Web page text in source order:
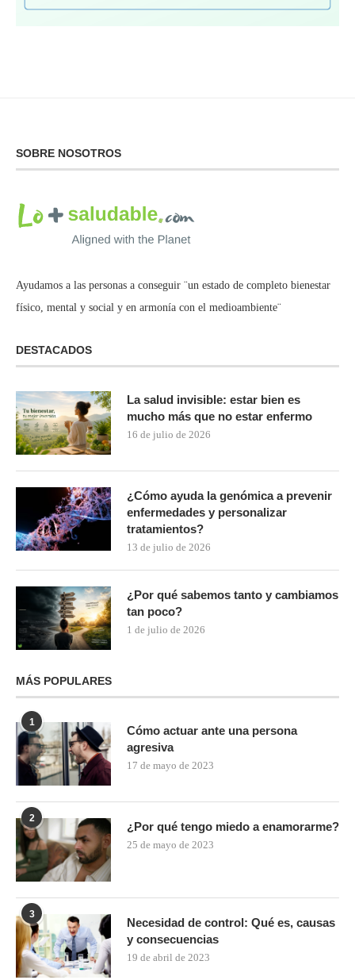
SOBRE NOSOTROS
Ayudamos a las personas a conseguir ¨un estado de completo bienestar
físico, mental y social y en armonía con el medioambiente¨
DESTACADOS
La salud invisible: estar bien es
mucho más que no estar enfermo
16 de julio de 2026
¿Cómo ayuda la genómica a prevenir
enfermedades y personalizar
tratamientos?
13 de julio de 2026
¿Por qué sabemos tanto y cambiamos
tan poco?
1 de julio de 2026
MÁS POPULARES
1
Cómo actuar ante una persona
agresiva
17 de mayo de 2023
2
¿Por qué tengo miedo a enamorarme?
25 de mayo de 2023
3
Necesidad de control: Qué es, causas
y consecuencias
19 de abril de 2023